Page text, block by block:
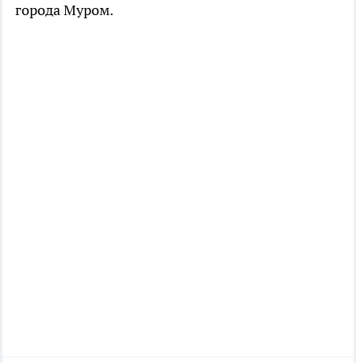
города Муром.